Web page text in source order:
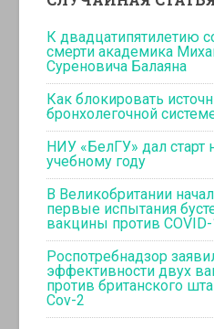
К двадцатипятилетию
смерти академика
Суреновича Балаяна
Как блокировать
бронхолегочной
НИУ «БелГУ» дал старт
учебному году
В Великобритании
первые испытания
вакцины против
Роспотребнадзор
эффективности двух
против британского
Cov-2